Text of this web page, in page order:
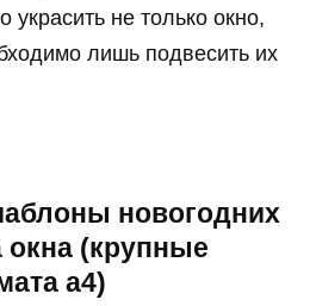
не только окно,
лишь подвесить их
новогодних
(крупные
а4)